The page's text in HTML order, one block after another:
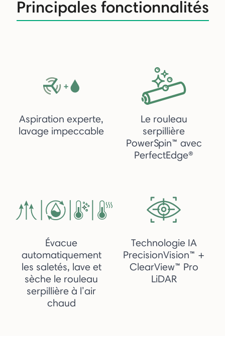
Principales fonctionnalités
Aspiration experte,
lavage impeccable
Le rouleau
serpillière
PowerSpin™ avec
PerfectEdge®
Évacue
automatiquement
les saletés, lave et
sèche le rouleau
serpillière à l’air
chaud
Technologie IA
PrecisionVision™ +
ClearView™ Pro
LiDAR